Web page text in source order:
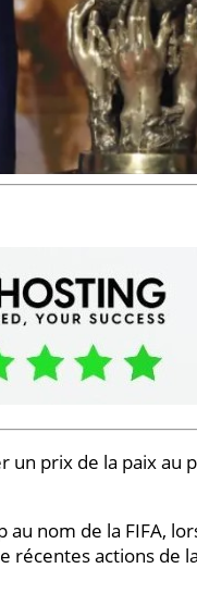
prix de la paix
nom de la FIFA,
récentes actions